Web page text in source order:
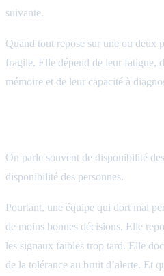
suivante.
Quand tout repose sur une ou deux
fragile. Elle dépend de leur fatigue,
mémoire et de leur capacité à
On parle souvent de disponibilité
disponibilité des personnes.
Pourtant, une équipe qui dort mal
de moins bonnes décisions. Elle
les signaux faibles trop tard. Elle
de la tolérance au bruit d’alerte. Et